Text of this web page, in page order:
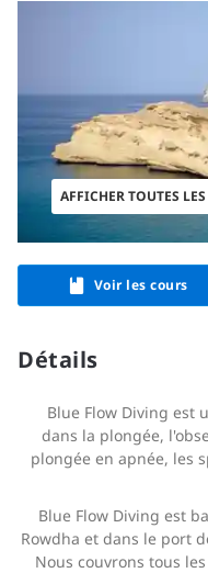
AFFICHER TOUTES
Voir les cours
Détails
Blue Flow Diving est
dans la plongée,
plongée en apnée, les
Blue Flow Diving est
Rowdha et dans le port
Nous couvrons tous